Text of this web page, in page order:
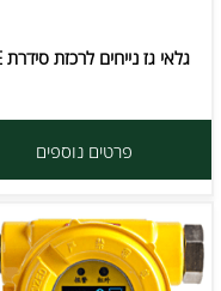
גלאי גז נייחים לרכזת סידרת GE
פרטים נוספים